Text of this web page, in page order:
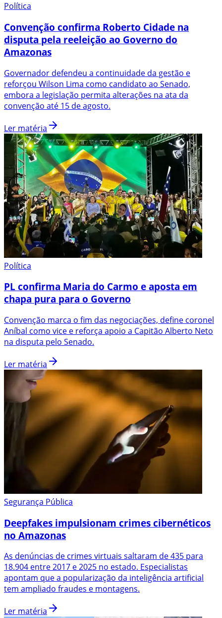
Política
Convenção confirma Roberto Cidade na
disputa pela reeleição ao Governo do
Amazonas
Governador defendeu a continuidade da gestão e
reforçou Wilson Lima como candidato ao Senado,
embora a legislação permita alterações na ata da
convenção até 15 de agosto.
Ler matéria
Política
PL confirma Maria do Carmo e aposta em
chapa pura para o Governo
Convenção marca o fim das negociações, define coronel
Aníbal como vice e reforça apoio a Capitão Alberto Neto
na disputa pelo Senado.
Ler matéria
Segurança Pública
Deepfakes impulsionam crimes cibernéticos
no Amazonas
As denúncias de crimes virtuais saltaram de 435 para
18.904 entre 2017 e 2025 no estado. Especialistas
apontam que a popularização da inteligência artificial
tem ampliado fraudes e montagens.
Ler matéria